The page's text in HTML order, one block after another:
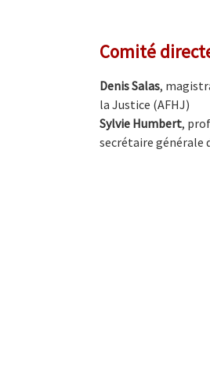
Comité
Denis Salas,
la Justice (AFHJ)
Sylvie Humbert,
secrétaire générale